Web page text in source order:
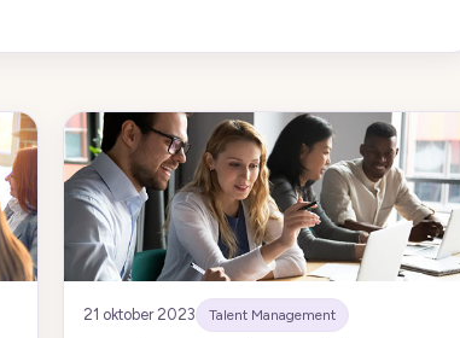
21 oktober 2023 Talent Management